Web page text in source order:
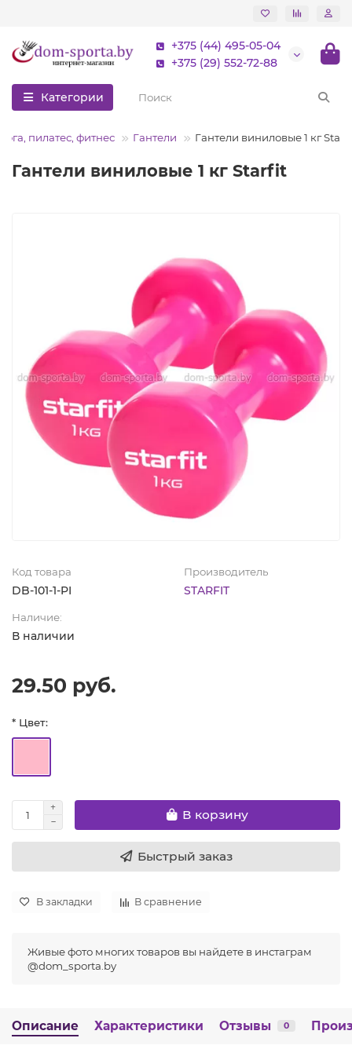
+375 (44) 495-05-04
+375 (29) 552-72-88
Категории
пилатес, фитнес Гантели Гантели виниловые 1 кг
Гантели виниловые 1 кг Starfit
Код товара
DB-101-1-PI
Производитель
STARFIT
Наличие:
В наличии
29.50 руб.
* Цвет:
В корзину
Быстрый заказ
В закладки В сравнение
Живые фото многих товаров вы найдете в инстаграм
@dom_sporta.by
Описание Характеристики Отзывы 0